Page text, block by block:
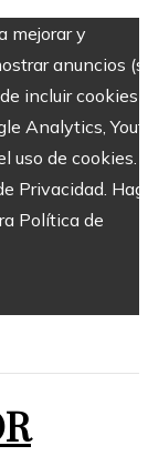
mejorar y
anuncios
incluir cookies
Analytics,
uso de cookies.
Privacidad.
Política de